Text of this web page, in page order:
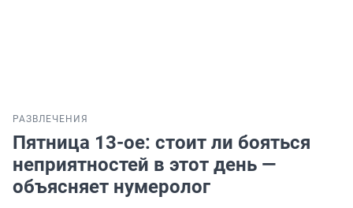
РАЗВЛЕЧЕНИЯ
Пятница 13-ое: стоит ли бояться
неприятностей в этот день —
объясняет нумеролог